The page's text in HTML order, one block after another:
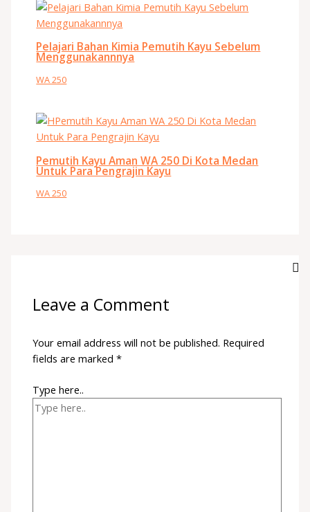
Pelajari Bahan Kimia Pemutih Kayu Sebelum
Menggunakannnya
WA 250
Pemutih Kayu Aman WA 250 Di Kota Medan
Untuk Para Pengrajin Kayu
WA 250
Leave a Comment
Your email address will not be published. Required
fields are marked*
Type here..